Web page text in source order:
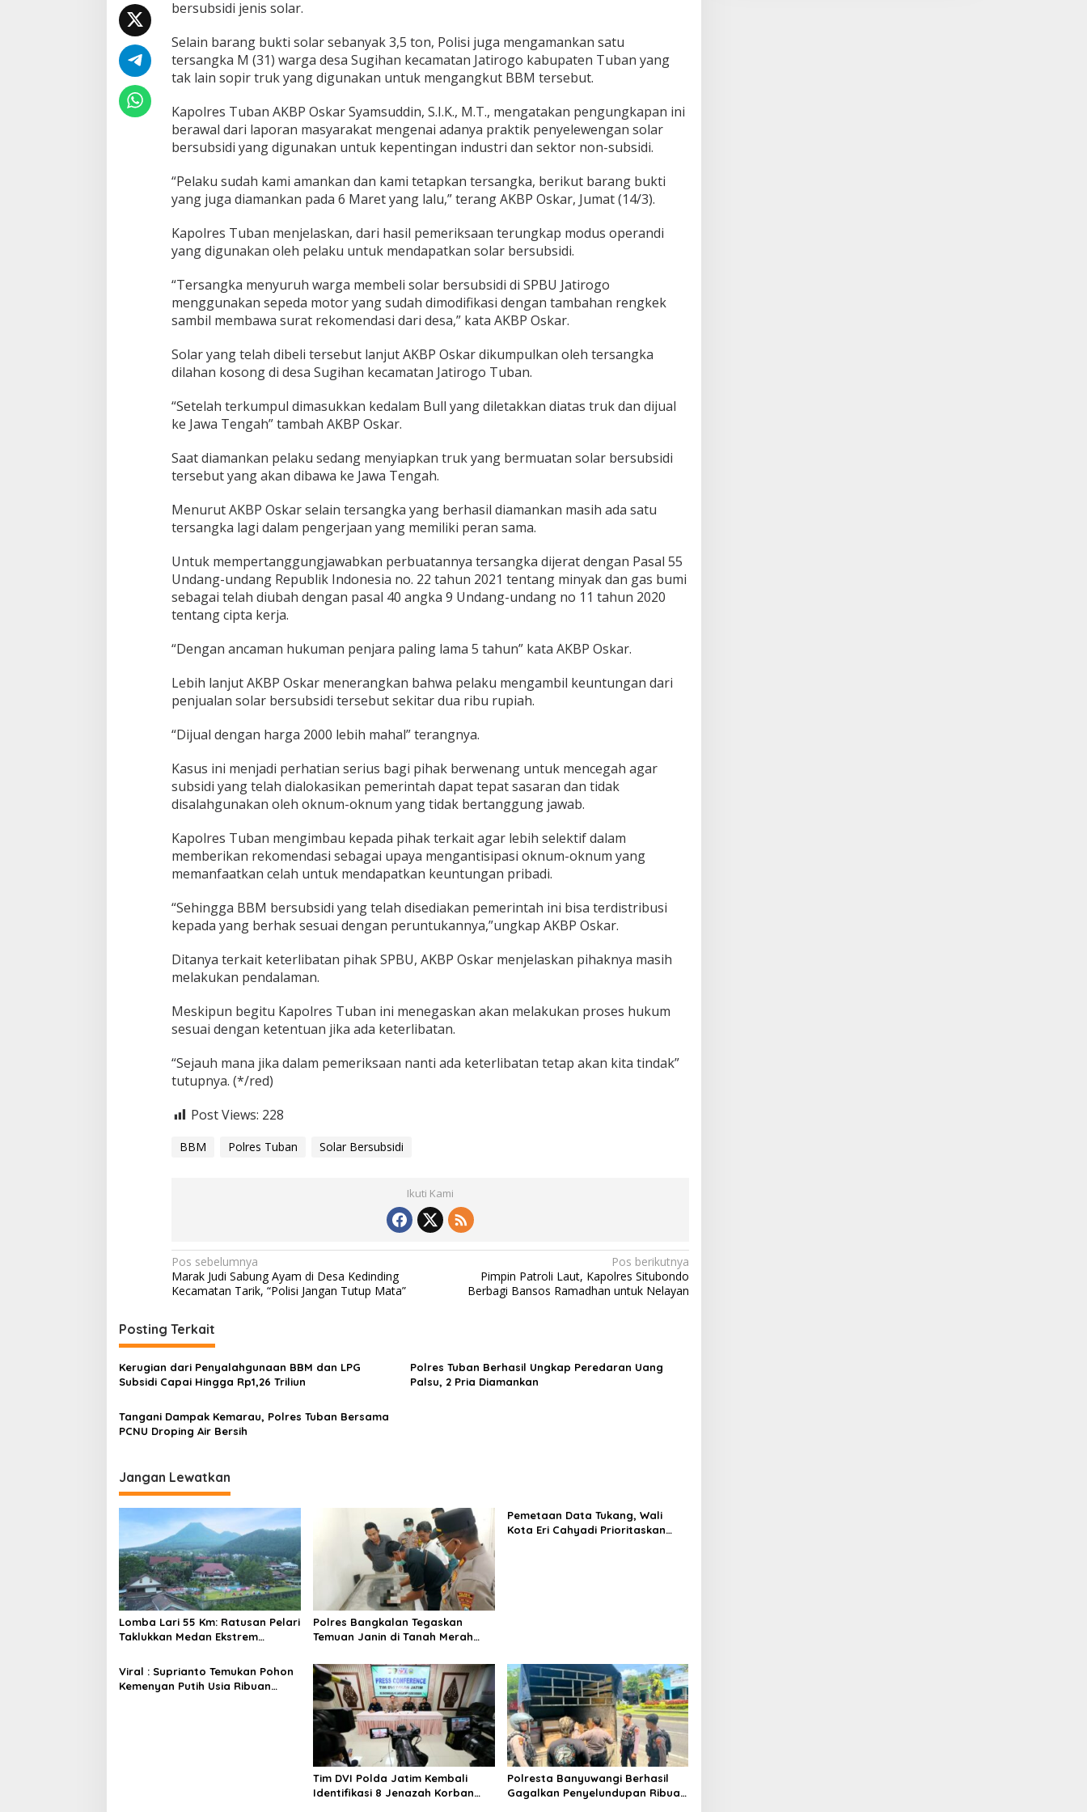
m
k
a
n
,
5
T
o
S
o
l
r
B
r
u
b
i
d
bersubsidi jenis solar.
Selain barang bukti solar sebanyak 3,5 ton, Polisi juga mengamankan satu
tersangka M (31) warga desa Sugihan kecamatan Jatirogo kabupaten Tuban yang
tak lain sopir truk yang digunakan untuk mengangkut BBM tersebut.
Kapolres Tuban AKBP Oskar Syamsuddin, S.I.K., M.T., mengatakan pengungkapan ini
berawal dari laporan masyarakat mengenai adanya praktik penyelewengan solar
bersubsidi yang digunakan untuk kepentingan industri dan sektor non-subsidi.
“Pelaku sudah kami amankan dan kami tetapkan tersangka, berikut barang bukti
yang juga diamankan pada 6 Maret yang lalu,” terang AKBP Oskar, Jumat (14/3).
Kapolres Tuban menjelaskan, dari hasil pemeriksaan terungkap modus operandi
yang digunakan oleh pelaku untuk mendapatkan solar bersubsidi.
“Tersangka menyuruh warga membeli solar bersubsidi di SPBU Jatirogo
menggunakan sepeda motor yang sudah dimodifikasi dengan tambahan rengkek
sambil membawa surat rekomendasi dari desa,” kata AKBP Oskar.
Solar yang telah dibeli tersebut lanjut AKBP Oskar dikumpulkan oleh tersangka
dilahan kosong di desa Sugihan kecamatan Jatirogo Tuban.
“Setelah terkumpul dimasukkan kedalam Bull yang diletakkan diatas truk dan dijual
ke Jawa Tengah” tambah AKBP Oskar.
Saat diamankan pelaku sedang menyiapkan truk yang bermuatan solar bersubsidi
tersebut yang akan dibawa ke Jawa Tengah.
Menurut AKBP Oskar selain tersangka yang berhasil diamankan masih ada satu
tersangka lagi dalam pengerjaan yang memiliki peran sama.
Untuk mempertanggungjawabkan perbuatannya tersangka dijerat dengan Pasal 55
Undang-undang Republik Indonesia no. 22 tahun 2021 tentang minyak dan gas bumi
sebagai telah diubah dengan pasal 40 angka 9 Undang-undang no 11 tahun 2020
tentang cipta kerja.
“Dengan ancaman hukuman penjara paling lama 5 tahun” kata AKBP Oskar.
Lebih lanjut AKBP Oskar menerangkan bahwa pelaku mengambil keuntungan dari
penjualan solar bersubsidi tersebut sekitar dua ribu rupiah.
“Dijual dengan harga 2000 lebih mahal” terangnya.
Kasus ini menjadi perhatian serius bagi pihak berwenang untuk mencegah agar
subsidi yang telah dialokasikan pemerintah dapat tepat sasaran dan tidak
disalahgunakan oleh oknum-oknum yang tidak bertanggung jawab.
Kapolres Tuban mengimbau kepada pihak terkait agar lebih selektif dalam
memberikan rekomendasi sebagai upaya mengantisipasi oknum-oknum yang
memanfaatkan celah untuk mendapatkan keuntungan pribadi.
“Sehingga BBM bersubsidi yang telah disediakan pemerintah ini bisa terdistribusi
kepada yang berhak sesuai dengan peruntukannya,”ungkap AKBP Oskar.
Ditanya terkait keterlibatan pihak SPBU, AKBP Oskar menjelaskan pihaknya masih
melakukan pendalaman.
Meskipun begitu Kapolres Tuban ini menegaskan akan melakukan proses hukum
sesuai dengan ketentuan jika ada keterlibatan.
“Sejauh mana jika dalam pemeriksaan nanti ada keterlibatan tetap akan kita tindak”
tutupnya. (*/red)
Post Views: 228
BBM Polres Tuban Solar Bersubsidi
Ikuti Kami
N
a
i
g
a
i
p
o
s
Pos sebelumnya
Marak Judi Sabung Ayam di Desa Kedinding
Kecamatan Tarik, “Polisi Jangan Tutup Mata”
Pos berikutnya
Pimpin Patroli Laut, Kapolres Situbondo
Berbagi Bansos Ramadhan untuk Nelayan
Posting Terkait
Kerugian dari Penyalahgunaan BBM dan LPG
Subsidi Capai Hingga Rp1,26 Triliun
Polres Tuban Berhasil Ungkap Peredaran Uang
Palsu, 2 Pria Diamankan
Tangani Dampak Kemarau, Polres Tuban Bersama
PCNU Droping Air Bersih
Jangan Lewatkan
Lomba Lari 55 Km: Ratusan Pelari
Taklukkan Medan Ekstrem
Polres Bangkalan Tegaskan
Temuan Janin di Tanah Merah
Pemetaan Data Tukang, Wali
Kota Eri Cahyadi Prioritaskan
Viral : Suprianto Temukan Pohon
Kemenyan Putih Usia Ribuan
Tim DVI Polda Jatim Kembali
Identifikasi 8 Jenazah Korban
Polresta Banyuwangi Berhasil
Gagalkan Penyelundupan Ribuan